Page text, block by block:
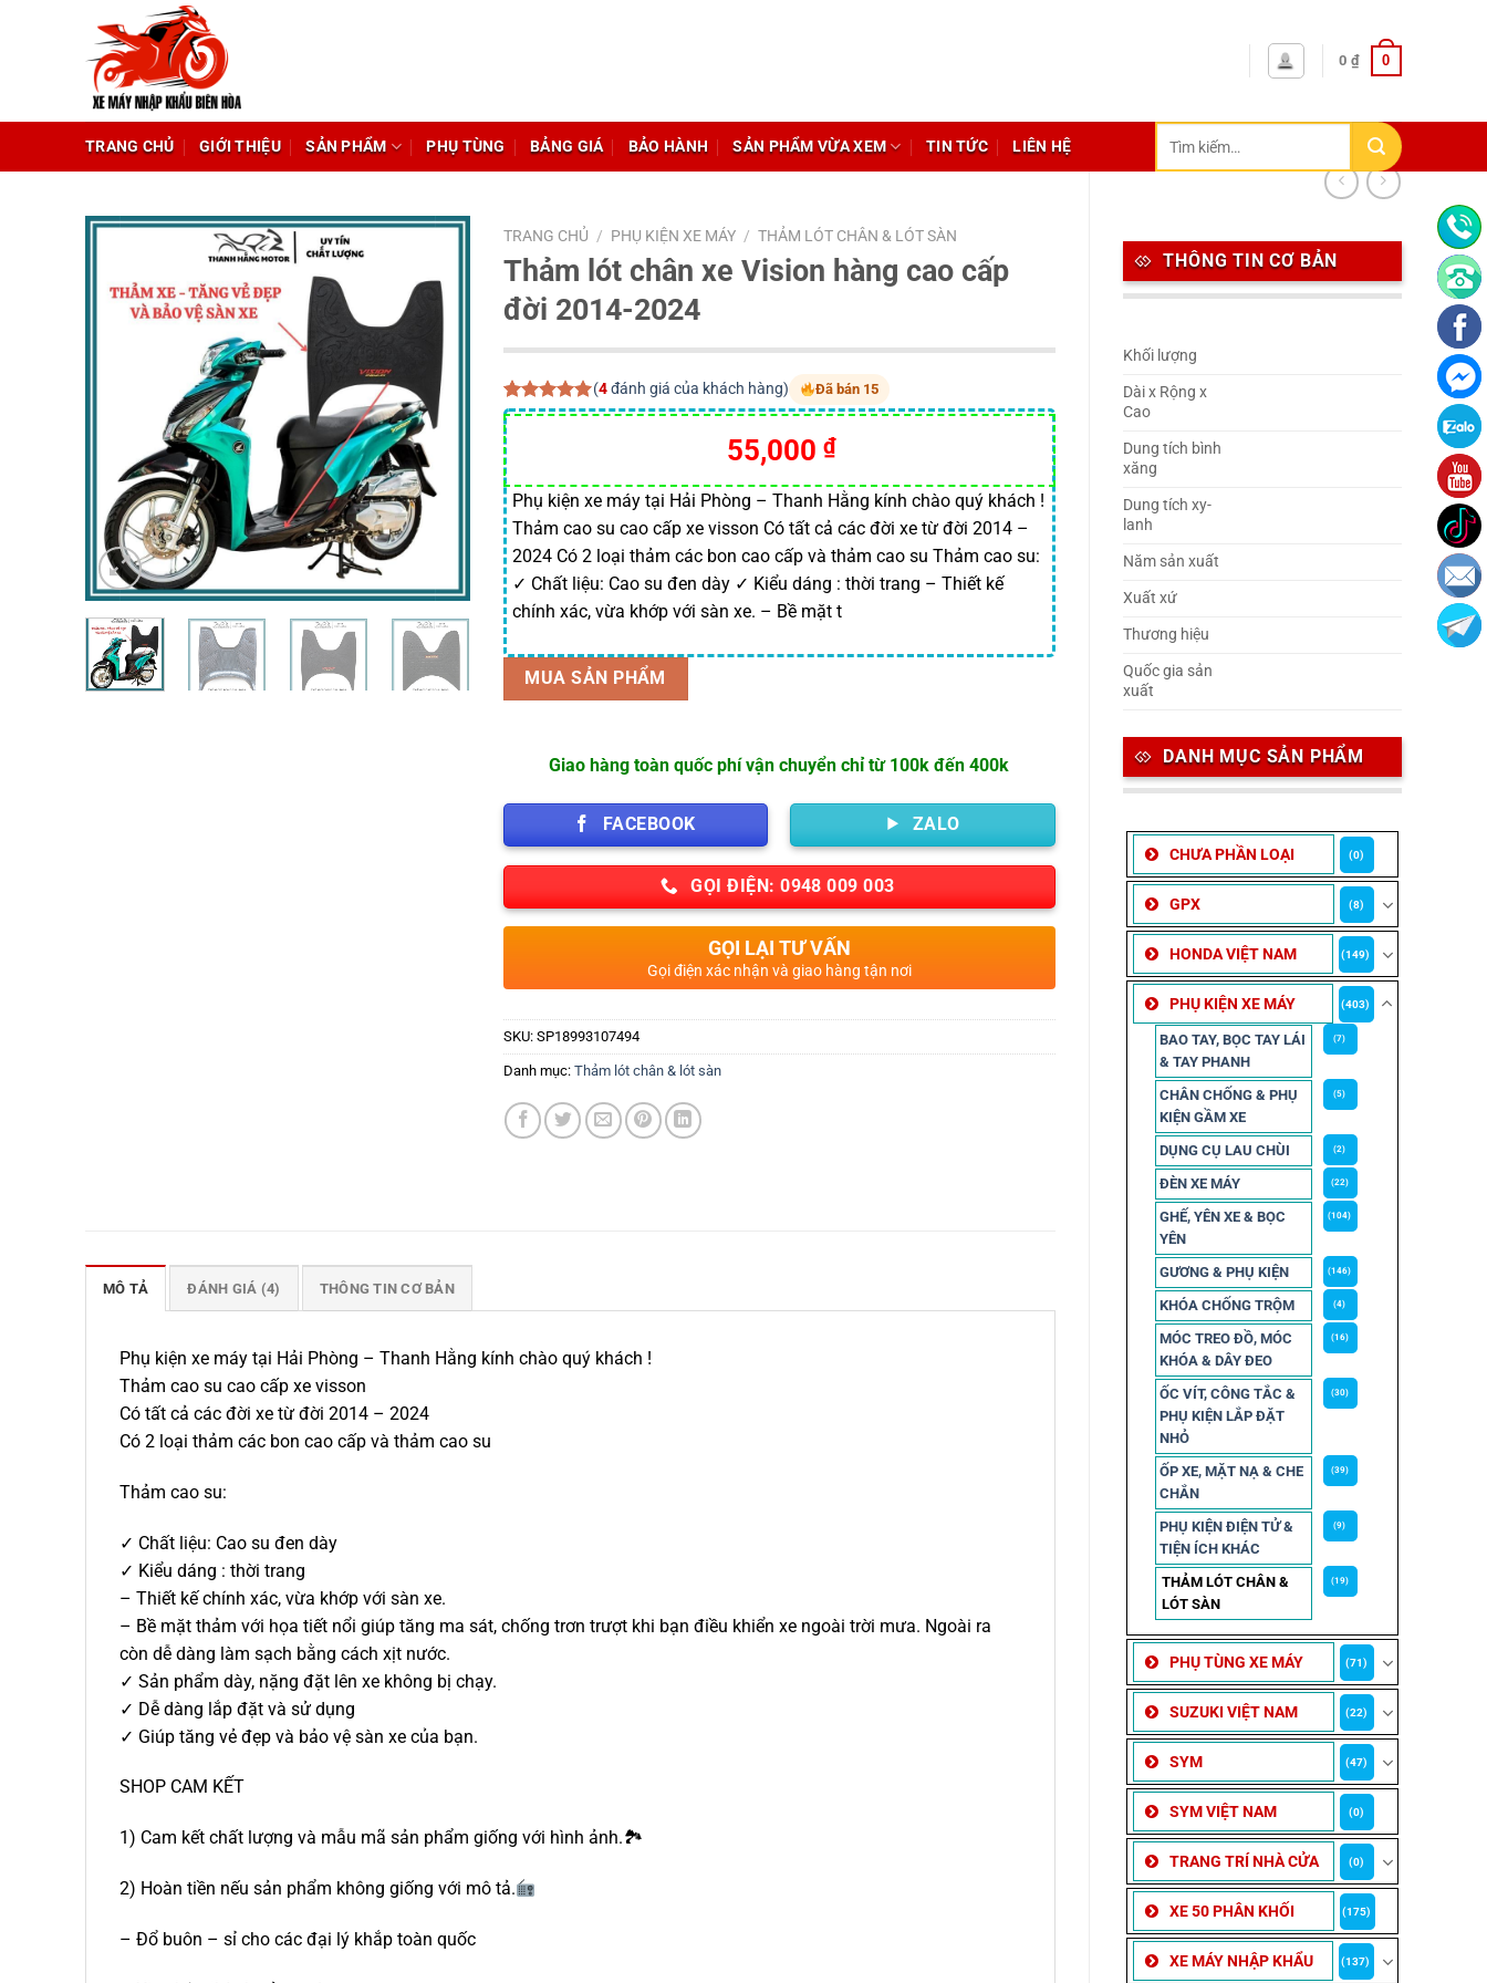
0 ₫ 0
TRANG CHỦ GIỚI THIỆU SẢN PHẨM PHỤ TÙNG BẢNG GIÁ BẢO HÀNH SẢN PHẨM VỪA XEM TIN TỨC LIÊN HỆ
kiếm:
THÔNG TIN CƠ BẢN
Khối lượng
Dài x Rộng x
Cao
Dung tích bình
xăng
Dung tích xy-
lanh
Năm sản xuất
Xuất xứ
Thương hiệu
Quốc gia sản
xuất
DANH MỤC SẢN PHẨM
CHƯA PHẦN LOẠI (0)
GPX (8)
HONDA VIỆT NAM (149)
PHỤ KIỆN XE MÁY (403)
BAO TAY, BỌC TAY LÁI
& TAY PHANH
(7)
CHÂN CHỐNG & PHỤ
KIỆN GẦM XE
(5)
DỤNG CỤ LAU CHÙI (2)
ĐÈN XE MÁY (22)
GHẾ, YÊN XE & BỌC
YÊN
(104)
GƯƠNG & PHỤ KIỆN (146)
KHÓA CHỐNG TRỘM (4)
MÓC TREO ĐỒ, MÓC
KHÓA & DÂY ĐEO
(16)
ỐC VÍT, CÔNG TẮC &
PHỤ KIỆN LẮP ĐẶT
NHỎ
(30)
ỐP XE, MẶT NẠ & CHE
CHẮN
(39)
PHỤ KIỆN ĐIỆN TỬ &
TIỆN ÍCH KHÁC
(9)
THẢM LÓT CHÂN &
LÓT SÀN
(19)
PHỤ TÙNG XE MÁY (71)
SUZUKI VIỆT NAM (22)
SYM (47)
SYM VIỆT NAM (0)
TRANG TRÍ NHÀ CỬA (0)
XE 50 PHÂN KHỐI (175)
XE MÁY NHẬP KHẨU (137)
TRANG CHỦ / PHỤ KIỆN XE MÁY / THẢM LÓT CHÂN & LÓT SÀN
Thảm lót chân xe Vision hàng cao cấp
đời 2014-2024
5.00trên 5
dựa trên
4
đánh giá
(4đánh giá của khách hàng) Đã bán 15
55,000₫
Phụ kiện xe máy tại Hải Phòng – Thanh Hằng kính chào quý khách !
Thảm cao su cao cấp xe visson Có tất cả các đời xe từ đời 2014 –
2024 Có 2 loại thảm các bon cao cấp và thảm cao su Thảm cao su:
✓ Chất liệu: Cao su đen dày ✓ Kiểu dáng : thời trang – Thiết kế
chính xác, vừa khớp với sàn xe. – Bề mặt t
MUA SẢN PHẨM
Giao hàng toàn quốc phí vận chuyển chỉ từ 100k đến 400k
FACEBOOK ZALO
GỌI ĐIỆN: 0948 009 003
GỌI LẠI TƯ VẤN
Gọi điện xác nhận và giao hàng tận nơi
SKU: SP18993107494
Danh mục: Thảm lót chân & lót sàn
MÔ TẢ ĐÁNH GIÁ (4) THÔNG TIN CƠ BẢN
Phụ kiện xe máy tại Hải Phòng – Thanh Hằng kính chào quý khách !
Thảm cao su cao cấp xe visson
Có tất cả các đời xe từ đời 2014 – 2024
Có 2 loại thảm các bon cao cấp và thảm cao su
Thảm cao su:
✓ Chất liệu: Cao su đen dày
✓ Kiểu dáng : thời trang
– Thiết kế chính xác, vừa khớp với sàn xe.
– Bề mặt thảm với họa tiết nổi giúp tăng ma sát, chống trơn trượt khi bạn điều khiển xe ngoài trời mưa. Ngoài ra
còn dễ dàng làm sạch bằng cách xịt nước.
✓ Sản phẩm dày, nặng đặt lên xe không bị chạy.
✓ Dễ dàng lắp đặt và sử dụng
✓ Giúp tăng vẻ đẹp và bảo vệ sàn xe của bạn.
SHOP CAM KẾT
1) Cam kết chất lượng và mẫu mã sản phẩm giống với hình ảnh.🏞
2) Hoàn tiền nếu sản phẩm không giống với mô tả.
– Đổ buôn – sỉ cho các đại lý khắp toàn quốc